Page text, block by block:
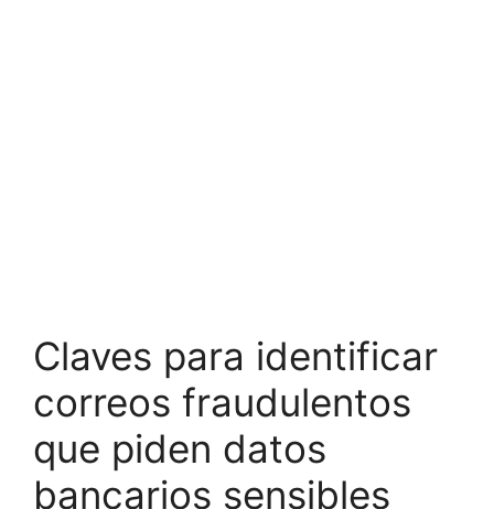
Claves para identificar
correos fraudulentos
que piden datos
bancarios sensibles